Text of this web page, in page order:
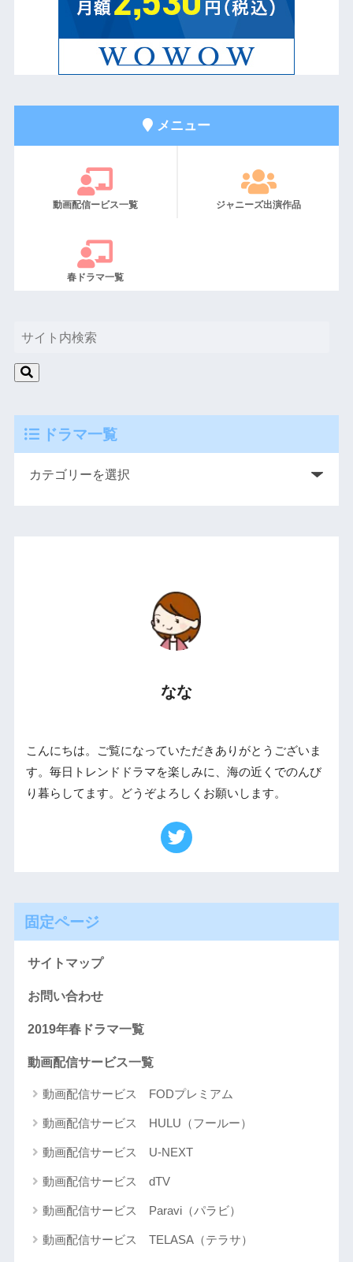
メニュー
動画配信ービス一覧 ジャニーズ出演作品
春ドラマ一覧
ドラマ一覧
なな
こんにちは。ご覧になっていただきありがとうございま
す。毎日トレンドドラマを楽しみに、海の近くでのんび
り暮らしてます。どうぞよろしくお願いします。
固定ページ
サイトマップ
お問い合わせ
2019年春ドラマ一覧
動画配信サービス一覧
動画配信サービス FODプレミアム
動画配信サービス HULU（フールー）
動画配信サービス U-NEXT
動画配信サービス dTV
動画配信サービス Paravi（パラビ）
動画配信サービス TELASA（テラサ）